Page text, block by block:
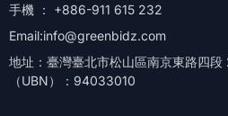
手機 ： +886-911 615 232
Email:info@greenbidz.com
地址：臺灣臺北市松山區南京東路四
（UBN）：94033010